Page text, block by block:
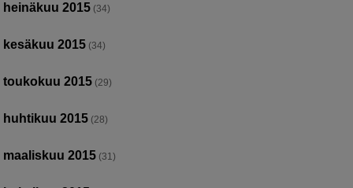
heinäkuu 2015 (34)
kesäkuu 2015 (34)
toukokuu 2015 (29)
huhtikuu 2015 (28)
maaliskuu 2015 (31)